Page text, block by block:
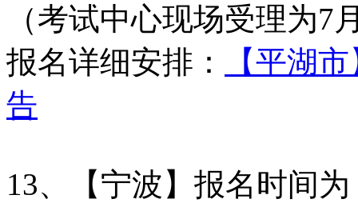
（考试中心现场受理为
报名详细安排：
【平湖
告
13、【宁波】报名时间为